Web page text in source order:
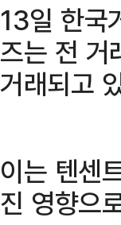
13일 한국
즈는 전
거래되고
이는 텐센
진 영향으